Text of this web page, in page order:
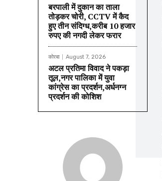
बरपाली में दुकान का ताला
तोड़कर चोरी, CCTV में कैद
हुए तीन संदिग्ध,करीब 10 हजार
रुपए की नगदी लेकर फरार
कोरबा August 7, 2026
अटल प्रतिमा विवाद ने पकड़ा
तूल,नगर पालिका में युवा
कांग्रेस का प्रदर्शन,अर्धनग्न
प्रदर्शन की कोशिश